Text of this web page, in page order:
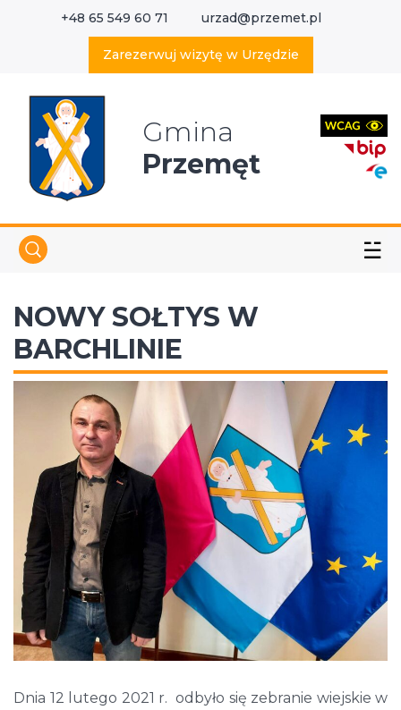
+48 65 549 60 71 urzad@przemet.pl
Zarezerwuj wizytę w Urzędzie
Gmina
Przemęt
☱
NOWY SOŁTYS W
BARCHLINIE
Dnia 12 lutego 2021 r. odbyło się zebranie wiejskie w
Wyszukaj w serwisie